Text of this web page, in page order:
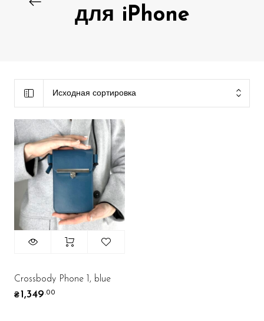
для iPhone
Исходная сортировка
Crossbody Phone 1, blue
₴1,349.00